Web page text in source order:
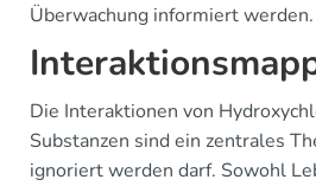
Überwachung informiert werden.
Die Interaktionen von
Substanzen sind ein zentrales
ignoriert werden darf. Sowohl